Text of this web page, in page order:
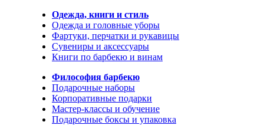
Одежда, книги и стиль
Одежда и головные уборы
Фартуки, перчатки и рукавицы
Сувениры и аксессуары
Книги по барбекю и винам
Философия барбекю
Подарочные наборы
Корпоративные подарки
Мастер-классы и обучение
Подарочные боксы и упаковка